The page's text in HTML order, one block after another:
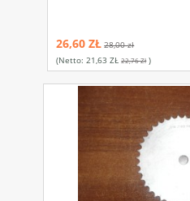
26,60 ZŁ 28,00 zł
(netto: 21,63 ZŁ 22,76 Zł)